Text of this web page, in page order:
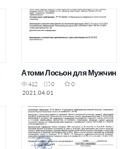
Атоми Лосьон для Мужчин
412 0
0
2021.04.01